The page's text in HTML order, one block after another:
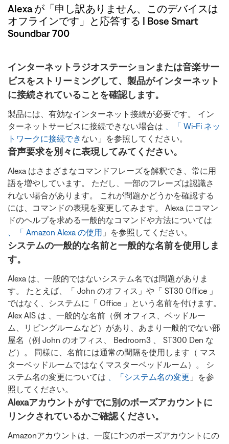
Alexa が「申し訳ありません、このデバイスは
オフラインです」と応答する | Bose Smart
Soundbar 700
インターネットラジオステーションまたは音楽サー
ビスをストリーミングして、製品がインターネット
に接続されていることを確認します。
製品には、有効なインターネット接続が必要です。 イン
ターネットサービスに接続できない場合は
、「 Wi-Fi ネッ
トワークに接続でき ない」を参照してください。
音声要求を別々に表現してみてください。
Alexa はさまざまなコマンドフレーズを解釈でき、常に用
語を増やしています。 ただし、一部のフレーズは認識さ
れない場合があります。 これが問題かどうかを確認する
には、コマンドの表現を変更してみます。 Alexa にコマン
ドのヘルプを求める一般的なコマンドや方法については
、「 Amazon Alexa の使用 」を参照してください。
システムの一般的な名前と一般的な名前を使用しま
す。
Alexa は、一般的ではないシステム名では問題がありま
す。 たとえば、「 John のオフィス」や「 ST30 Office 」
ではなく、システムに「 Office 」という名前を付けます。
Alex AIS は 、一般的な名前（例 オフィス、ベッドルー
ム、リビングルームなど）があり、あまり一般的でない部
屋名（例 John のオフィス、 Bedroom3 、 ST300 Den な
ど）。 同様に、名前には通常の間隔を使用します（ マス
ターベッドルームではなくマスターベッドルーム）。 シ
ステム名の変更については
、「システム名の変更 」を参
照してください。
Alexaアカウントがすでに別のボーズアカウントに
リンクされているかご確認ください。
Amazonアカウントは、一度に1つのボーズアカウントにの